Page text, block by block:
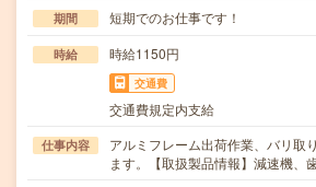
期間 短期でのお仕事です！
時給 時給1150円
交通費
交通費規定内支給
仕事内容
アルミフレーム出荷作業、バリ取
ます。【取扱製品情報】減速機、